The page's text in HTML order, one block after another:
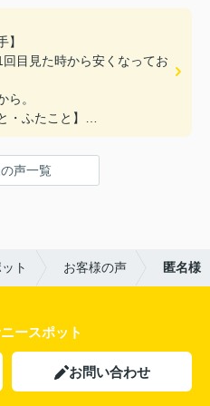
】
目見た時から安くなってお
ら。
・ふたこと】
一から丁寧に説明をしていた
います。
声一覧
ト お客様の声 匿名様
ースポット
お問い合わせ